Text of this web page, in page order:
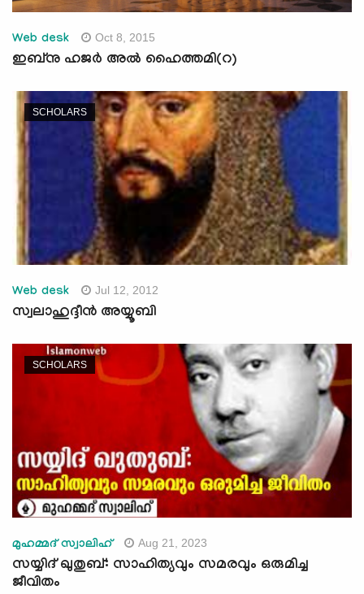
Web desk Oct 8, 2015
ഇബ്‌നു ഹജര്‍ അല്‍ ഹൈത്തമി(റ)
SCHOLARS
Web desk Jul 12, 2012
സ്വലാഹുദ്ദീന്‍ അയ്യൂബി
SCHOLARS
മുഹമ്മദ് സ്വാലിഹ് Aug 21, 2023
സയ്യിദ് ഖുതുബ്: സാഹിത്യവും സമരവും ഒരുമിച്ച
ജീവിതം